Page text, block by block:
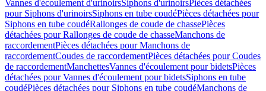
Vannes d'écoulement d'urinoirsSiphons d'urinoirsPièces détachées
pour Siphons d'urinoirsSiphons en tube coudéPièces détachées pour
Siphons en tube coudéRallonges de coude de chassePièces
détachées pour Rallonges de coude de chasseManchons de
raccordementPièces détachées pour Manchons de
raccordementCoudes de raccordementPièces détachées pour Coudes
de raccordementManchettesVannes d'écoulement pour bidetsPièces
détachées pour Vannes d'écoulement pour bidetsSiphons en tube
coudéPièces détachées pour Siphons en tube coudéManchons de